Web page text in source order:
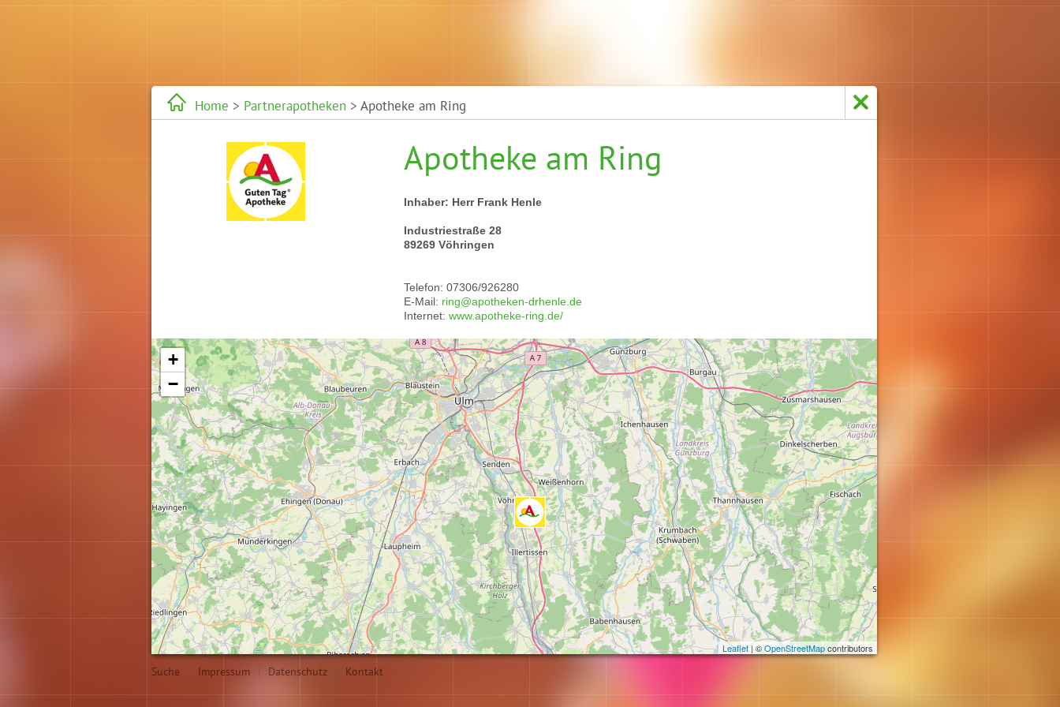
Home > Partnerapotheken > Apotheke am Ring
Apotheke am Ring
Inhaber: Herr Frank Henle
Industriestraße 28
89269 Vöhringen
Telefon: 07306/926280
E-Mail: ring@apotheken-drhenle.de
Internet: www.apotheke-ring.de/
Karte wird geladen...
+
−
Leaflet | ©OpenStreetMapcontributors
Suche | Impressum | Datenschutz | Kontakt